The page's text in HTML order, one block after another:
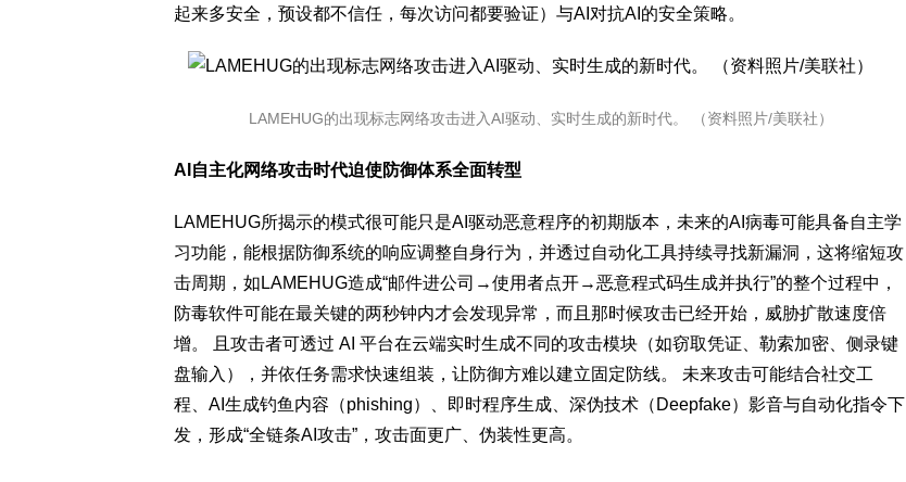
起来多安全，预设都不信任，每次访问都要验证）与AI对抗AI的安全策略。
LAMEHUG的出现标志网络攻击进入AI驱动、实时生成的新时代。 （资料照片/美联社）
AI自主化网络攻击时代迫使防御体系全面转型
LAMEHUG所揭示的模式很可能只是AI驱动恶意程序的初期版本，未来的AI病毒可能具备自主学
习功能，能根据防御系统的响应调整自身行为，并透过自动化工具持续寻找新漏洞，这将缩短攻
击周期，如LAMEHUG造成“邮件进公司→使用者点开→恶意程式码生成并执行”的整个过程中，
防毒软件可能在最关键的两秒钟内才会发现异常，而且那时候攻击已经开始，威胁扩散速度倍
增。 且攻击者可透过 AI 平台在云端实时生成不同的攻击模块（如窃取凭证、勒索加密、侧录键
盘输入），并依任务需求快速组装，让防御方难以建立固定防线。 未来攻击可能结合社交工
程、AI生成钓鱼内容（phishing）、即时程序生成、深伪技术（Deepfake）影音与自动化指令下
发，形成“全链条AI攻击”，攻击面更广、伪装性更高。